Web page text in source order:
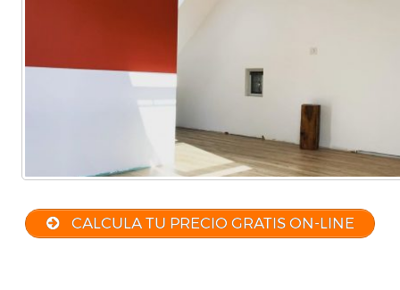
CALCULA TU PRECIO GRATIS ON-LINE